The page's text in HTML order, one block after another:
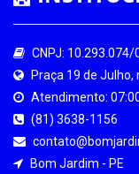
CNPJ:
Praça 19 de Julho,
Atendimento:
(81) 3638-1156
Bom Jardim - PE